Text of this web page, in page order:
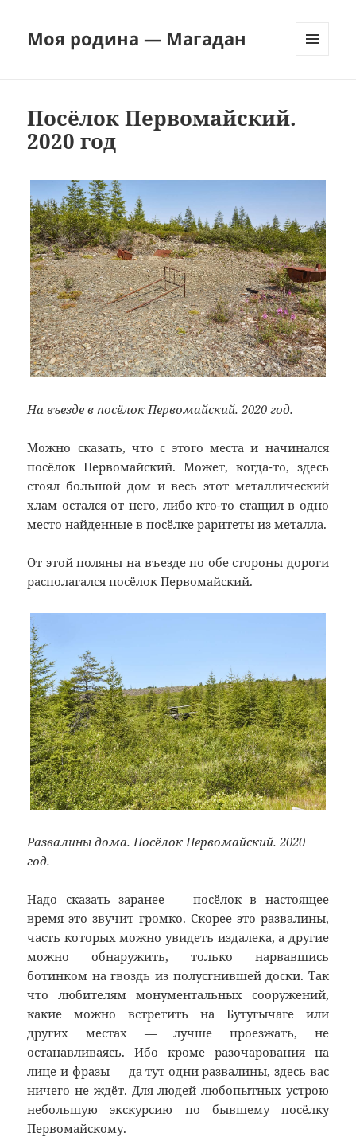
Моя родина — Магадан
Посёлок Первомайский.
2020 год
На въезде в посёлок Первомайский. 2020 год.
Можно сказать, что с этого места и начинался
посёлок Первомайский. Может, когда-то, здесь
стоял большой дом и весь этот металлический
хлам остался от него, либо кто-то стащил в одно
место найденные в посёлке раритеты из металла.
От этой поляны на въезде по обе стороны дороги
располагался посёлок Первомайский.
Развалины дома. Посёлок Первомайский. 2020
год.
Надо сказать заранее — посёлок в настоящее
время это звучит громко. Скорее это развалины,
часть которых можно увидеть издалека, а другие
можно обнаружить, только нарвавшись
ботинком на гвоздь из полусгнившей доски. Так
что любителям монументальных сооружений,
какие можно встретить на Бутугычаге или
других местах — лучше проезжать, не
останавливаясь. Ибо кроме разочарования на
лице и фразы — да тут одни развалины, здесь вас
ничего не ждёт. Для людей любопытных устрою
небольшую экскурсию по бывшему посёлку
Первомайскому.